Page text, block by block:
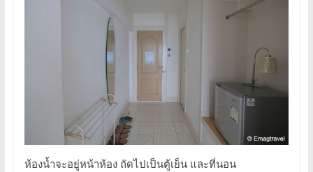
ห้องน้ำจะอยู่หน้าห้อง ถัดไปเป็นตู้เย็น และที่นอน